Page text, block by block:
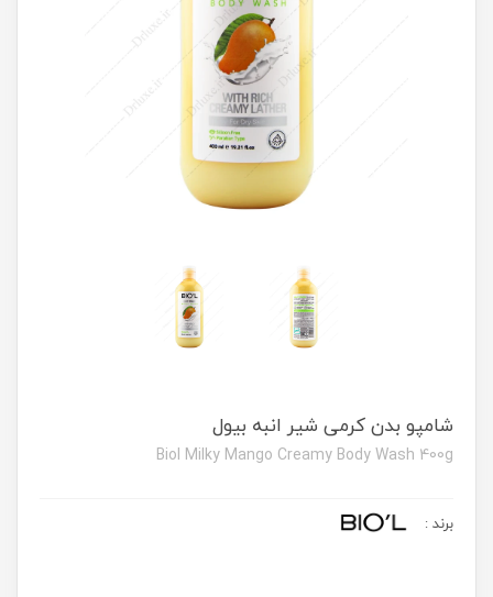
شامپو بدن کرمی شیر انبه بیول
Biol Milky Mango Creamy Body Wash 400g
برند :